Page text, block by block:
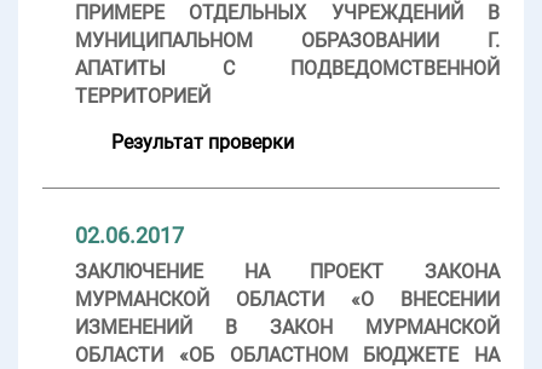
ПРИМЕРЕ ОТДЕЛЬНЫХ УЧРЕЖДЕНИЙ В
МУНИЦИПАЛЬНОМ ОБРАЗОВАНИИ Г.
АПАТИТЫ С ПОДВЕДОМСТВЕННОЙ
ТЕРРИТОРИЕЙ
Результат проверки
02.06.2017
ЗАКЛЮЧЕНИЕ НА ПРОЕКТ ЗАКОНА
МУРМАНСКОЙ ОБЛАСТИ «О ВНЕСЕНИИ
ИЗМЕНЕНИЙ В ЗАКОН МУРМАНСКОЙ
ОБЛАСТИ «ОБ ОБЛАСТНОМ БЮДЖЕТЕ НА